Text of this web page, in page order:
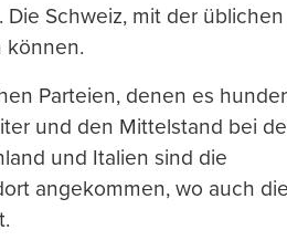
Schweiz, mit der
können.
Parteien, denen es
und den Mittelstand bei
und Italien sind die
angekommen, wo auch